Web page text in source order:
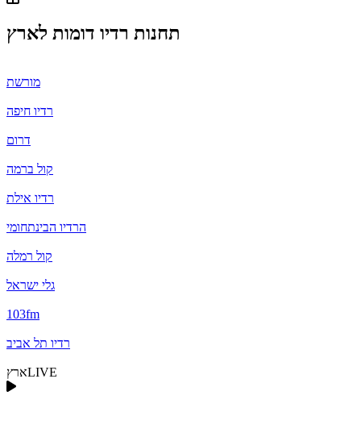
תחנות רדיו דומות לארץ
מורשת
רדיו חיפה
דרום
קול ברמה
רדיו אילת
הרדיו הבינתחומי
קול רמלה
גלי ישראל
103fm
רדיו תל אביב
ארץLIVE